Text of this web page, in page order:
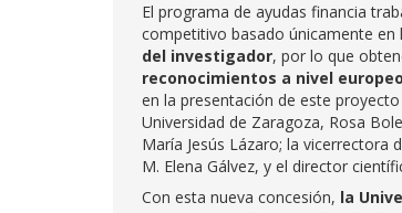
El programa de ayudas financia
competitivo basado únicamente en
del investigador, por lo que
reconocimientos a nivel europeo
en la presentación de este
Universidad de Zaragoza, Rosa
María Jesús Lázaro; la vicerrectora
M. Elena Gálvez, y el director
Con esta nueva concesión, la